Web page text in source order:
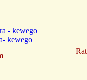
kewego